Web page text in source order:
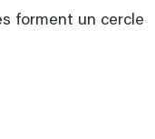
forment un cercle